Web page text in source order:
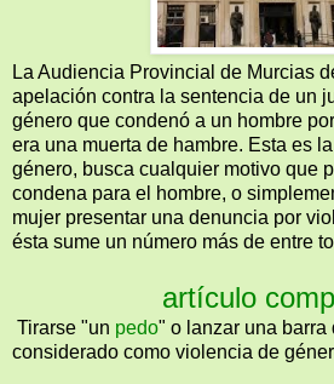
La Audiencia Provincial de Murcias
apelación contra la sentencia de un
género que condenó a un hombre
era una muerta de hambre. Esta es
género, busca cualquier motivo que
condena para el hombre, o
mujer presentar una denuncia por
ésta sume un número más de entre
artículo
Tirarse "un pedo" o lanzar una barra
considerado como violencia de